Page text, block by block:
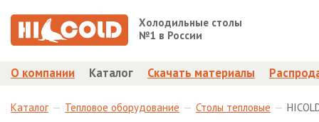
Холодильные столы
№1 в России
О компании Каталог Скачать материалы
Каталог Тепловое оборудование Столы тепловые